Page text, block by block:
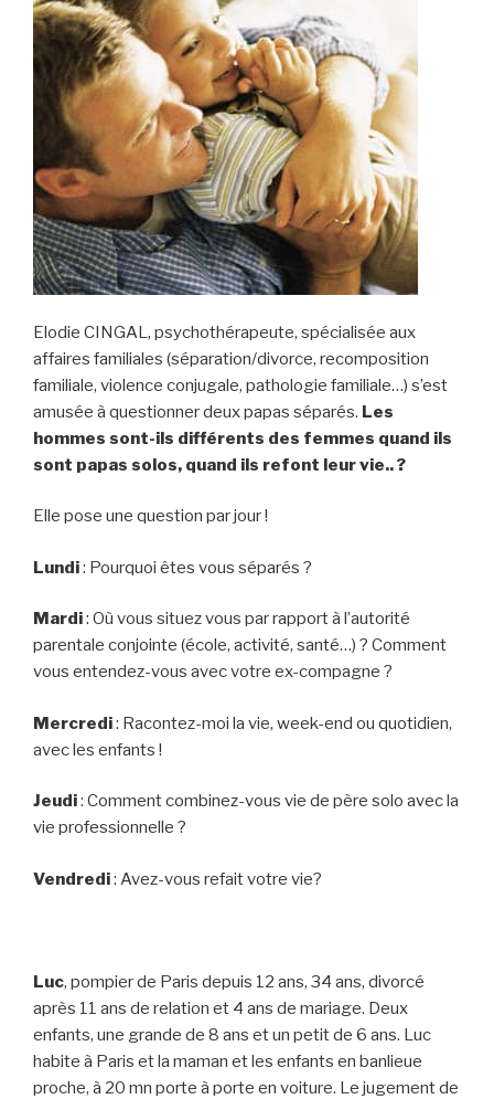
Elodie CINGAL, psychothérapeute, spécialisée aux
affaires familiales (séparation/divorce, recomposition
familiale, violence conjugale, pathologie familiale…) s’est
amusée à questionner deux papas séparés. Les
hommes sont-ils différents des femmes quand ils
sont papas solos, quand ils refont leur vie.. ?
Elle pose une question par jour !
Lundi: Pourquoi êtes vous séparés ?
Mardi: Où vous situez vous par rapport à l’autorité
parentale conjointe (école, activité, santé…) ? Comment
vous entendez-vous avec votre ex-compagne ?
Mercredi: Racontez-moi la vie, week-end ou quotidien,
avec les enfants !
Jeudi: Comment combinez-vous vie de père solo avec la
vie professionnelle ?
Vendredi: Avez-vous refait votre vie?
Luc, pompier de Paris depuis 12 ans, 34 ans, divorcé
après 11 ans de relation et 4 ans de mariage. Deux
enfants, une grande de 8 ans et un petit de 6 ans. Luc
habite à Paris et la maman et les enfants en banlieue
proche, à 20 mn porte à porte en voiture. Le jugement de